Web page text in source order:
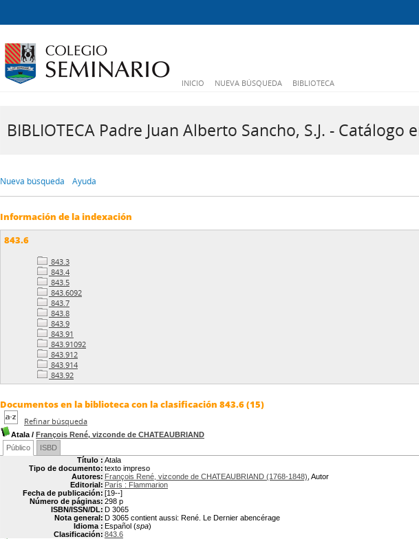
INICIO NUEVA BÚSQUEDA BIBLIOTECA
BIBLIOTECA Padre Juan Alberto Sancho, S.J. - Catálogo
Nueva búsqueda Ayuda
Información de la indexación
843.6
843.3
843.4
843.5
843.6092
843.7
843.8
843.9
843.91
843.91092
843.912
843.914
843.92
Documentos en la biblioteca con la clasificación 843.6 (15)
Refinar búsqueda
Atala / François René, vizconde de CHATEAUBRIAND
Público
ISBD
Título : Atala
Tipo de documento: texto impreso
Autores: François René, vizconde de CHATEAUBRIAND (1768-1848) , Autor
Editorial: París : Flammarion
Fecha de publicación: [19--]
Número de páginas: 298 p
ISBN/ISSN/DL: D 3065
Nota general: D 3065 contient aussi: René. Le Dernier abencérage
Idioma : Español (spa)
Clasificación: 843.6